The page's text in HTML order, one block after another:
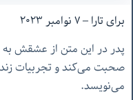
برای تارا – ٧ نوامبر ٢٠٢٣
پدر در این متن از عشقش به
صحبت می‌کند و تجربیات
می‌نویسد.